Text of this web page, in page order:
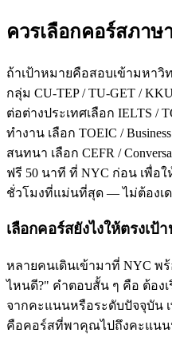
ควรเลือกคอร์สภาษ
ถ้าเป้าหมายคือสอบเข้ามหาวิ
กลุ่ม CU-TEP / TU-GET /
ต่อต่างประเทศเลือก IELTS /
ทำงาน เลือก TOEIC /
สนทนา เลือก CEFR /
ฟรี 50 นาที ที่ NYC ก่อน เพื่อ
ชั่วโมงที่แม่นที่สุด — ไม่ต้องเด
เลือกคอร์สยังไงให้ตรงเป้
หลายคนเดินเข้ามาที่ NYC พ
ไหนดี?" คำตอบสั้น ๆ คือ ต้องเ
จากคะแนนหรือระดับปัจจุบัน
คือคอร์สที่พาคุณไปถึงคะแนน